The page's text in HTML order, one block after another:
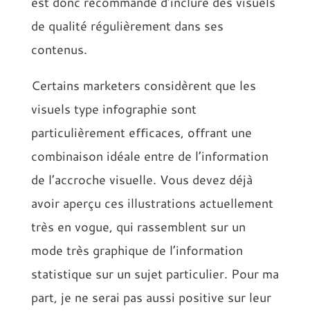
de qualité régulièrement dans ses
contenus.
Certains marketers considèrent que les
visuels type infographie sont
particulièrement efficaces, offrant une
combinaison idéale entre de l’information
de l’accroche visuelle. Vous devez déjà
avoir aperçu ces illustrations actuellement
très en vogue, qui rassemblent sur un
mode très graphique de l’information
statistique sur un sujet particulier. Pour ma
part, je ne serai pas aussi positive sur leur